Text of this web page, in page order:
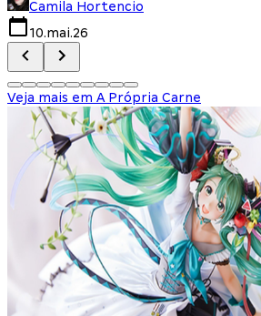
Camila Hortencio
10.mai.26
Veja mais em A Própria Carne